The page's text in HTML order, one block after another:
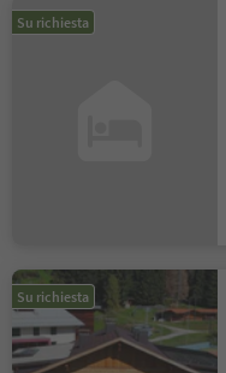
Su richiesta
Su richiesta